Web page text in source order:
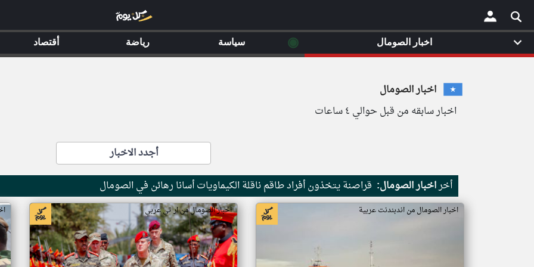
×
اخبار الصومال
اخبار سابقه من قبل حوالي ٤ ساعات
أجدد الاخبار
أخراخبار الصومال: قراصنة يتخذون أفراد طاقم ناقلة الكيماويات أسانا رهائن في الصومال
اخبار الصومال من اندبندنت عربية اخبار الصومال من ار تي عربي
اخبار الصومال ◉ سياسة رياضة أقتصاد